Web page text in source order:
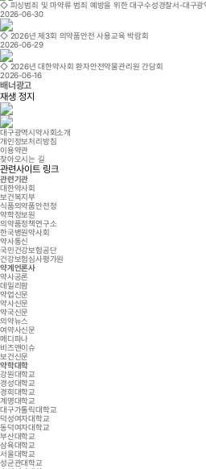
◇ 피싱범죄 및 마약류 범죄 예방을 위한 대구수성경찰서-대구광
2026-06-30
◇ 2026년 제3회 의약품안전 사용교육 박람회
2026-06-29
◇ 2026년 대한약사회 환자안전약물관리원 간담회
2026-06-16
배너광고
재생 정지
대구광역시약사회소개
개인정보처리방침
이용약관
찾아오시는 길
관련사이트 링크
관련기관
대한약사회
보건복지부
식품의약품안전청
약학정보원
의약품정책연구소
한국병원약사회
약사통신
국민건강보험공단
건강보험심사평가원
약계언론사
약사공론
데일리팜
약업신문
약사신문
약국신문
의약뉴스
여약사신문
메디파나
비즈앤이슈
보건신문
약학대학
강원대학교
경성대학교
경희대학교
계명대학교
대구가톨릭대학교
덕성여자대학교
동덕여자대학교
부산대학교
삼육대학교
서울대학교
성균관대학교